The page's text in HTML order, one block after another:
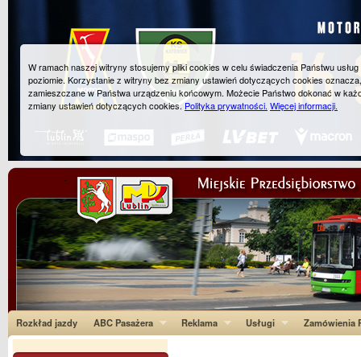
Rozkład jazdy ABC Pasażera Reklama Usługi Zamówienia
W ramach naszej witryny stosujemy pliki cookies w celu świadczenia Państwu
poziomie. Korzystanie z witryny bez zmiany ustawień dotyczących cookies
zamieszczane w Państwa urządzeniu końcowym. Możecie Państwo dokonać w
zmiany ustawień dotyczących cookies.Polityka prywatności. Więcej informacji.